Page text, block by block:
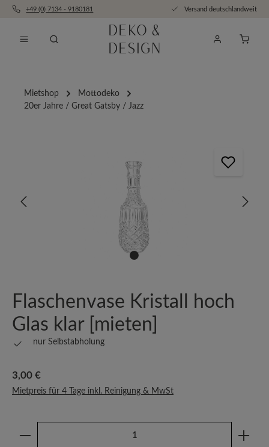
Zum Hauptinhalt springen
+49 (0) 7134 - 9180181 Versand deutschlandweit
Mietshop
Mottodeko
20er Jahre / Great Gatsby / Jazz
Flaschenvase Kristall hoch
Glas klar [mieten]
nur Selbstabholung
Regulärer Preis:
3,00 €
Mietpreis für 4 Tage inkl. Reinigung & MwSt
Produkt Anzahl: Gib den gewünschten Wert ein